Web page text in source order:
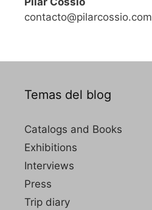
contacto@pilarcossio.com
Temas del blog
Catalogs and Books
Exhibitions
Interviews
Press
Trip diary